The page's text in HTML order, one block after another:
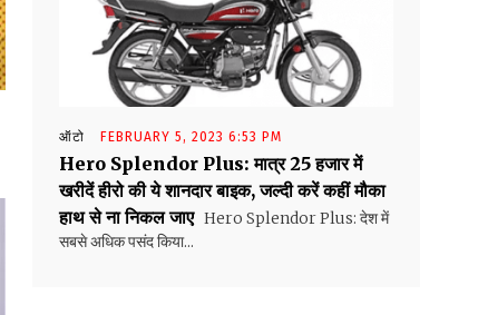
ऑटो FEBRUARY 5, 2023 6:53 PM
Hero Splendor Plus: मात्र 25 हजार में
खरीदें हीरो की ये शानदार बाइक, जल्दी करें कहीं मौका
हाथ से ना निकल जाए Hero Splendor Plus: देश में
सबसे अधिक पसंद किया...